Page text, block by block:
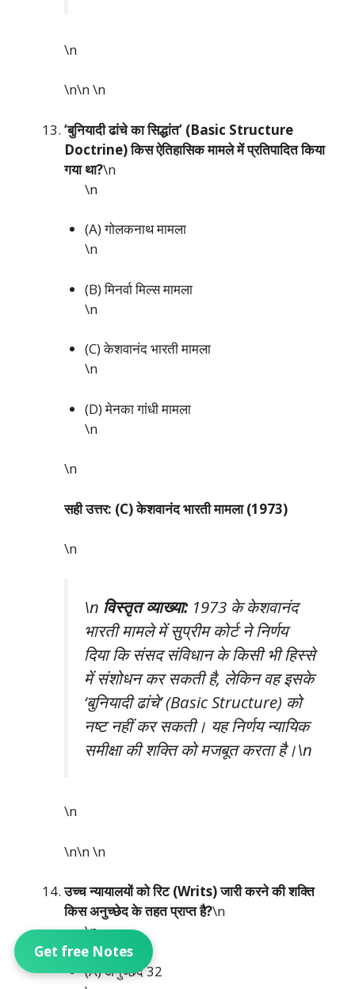
Get free Notes
\n
\n\n\n
‘बुनियादी ढांचे का सिद्धांत’ (Basic Structure
Doctrine) किस ऐतिहासिक मामले में प्रतिपादित किया
गया था?\n
\n
(A) गोलकनाथ मामला
\n
(B) मिनर्वा मिल्स मामला
\n
(C) केशवानंद भारती मामला
\n
(D) मेनका गांधी मामला
\n
\n
सही उत्तर: (C) केशवानंद भारती मामला (1973)
\n
\n विस्तृत व्याख्या:1973 के केशवानंद
भारती मामले में सुप्रीम कोर्ट ने निर्णय
दिया कि संसद संविधान के किसी भी हिस्से
में संशोधन कर सकती है, लेकिन वह इसके
‘बुनियादी ढांचे’ (Basic Structure) को
नष्ट नहीं कर सकती। यह निर्णय न्यायिक
समीक्षा की शक्ति को मजबूत करता है।\n
\n
\n\n\n
उच्च न्यायालयों को रिट (Writs) जारी करने की शक्ति
किस अनुच्छेद के तहत प्राप्त है?\n
\n
(A) अनुच्छेद 32